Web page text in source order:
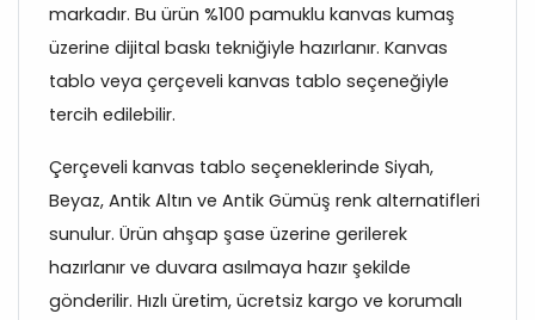
markadır. Bu ürün %100 pamuklu kanvas kumaş
üzerine dijital baskı tekniğiyle hazırlanır. Kanvas
tablo veya çerçeveli kanvas tablo seçeneğiyle
tercih edilebilir.
Çerçeveli kanvas tablo seçeneklerinde Siyah,
Beyaz, Antik Altın ve Antik Gümüş renk alternatifleri
sunulur. Ürün ahşap şase üzerine gerilerek
hazırlanır ve duvara asılmaya hazır şekilde
gönderilir. Hızlı üretim, ücretsiz kargo ve korumalı